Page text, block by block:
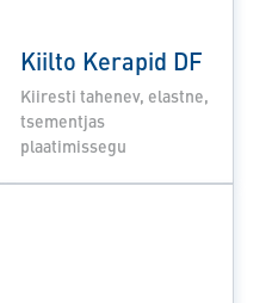
Kiilto Kerapid DF
Kiiresti tahenev, elastne,
tsementjas
plaatimissegu